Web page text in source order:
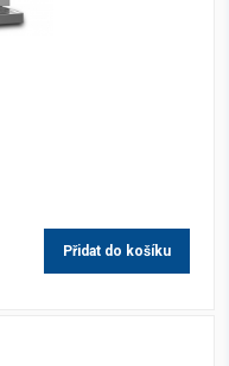
Přidat do košíku